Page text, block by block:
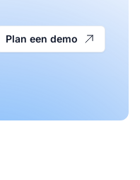
Plan een demo